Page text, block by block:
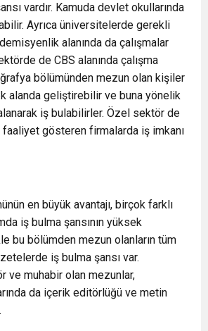
vardır. Kamuda devlet okullarında
Ayrıca üniversitelerde gerekli
alanında da çalışmalar
de CBS alanında çalışma
bölümünden mezun olan kişiler
alanda geliştirebilir ve buna yönelik
iş bulabilirler. Özel sektör de
faaliyet gösteren firmalarda iş imkanı
en büyük avantajı, birçok farklı
iş bulma şansının yüksek
bu bölümden mezun olanların tüm
iş bulma şansı var.
ve muhabir olan mezunlar,
da içerik editörlüğü ve metin